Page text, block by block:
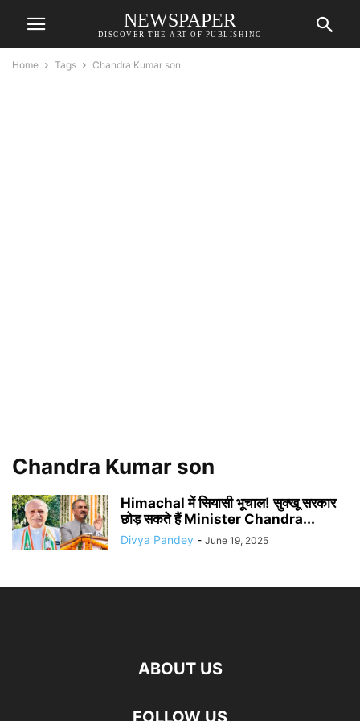
NEWSPAPER
DISCOVER THE ART OF PUBLISHING
Home Tags Chandra Kumar son
Chandra Kumar son
Himachal में सियासी भूचाल! सुक्खू सरकार
छोड़ सकते हैं Minister Chandra...
Divya Pandey - June 19, 2025
ABOUT US
FOLLOW US